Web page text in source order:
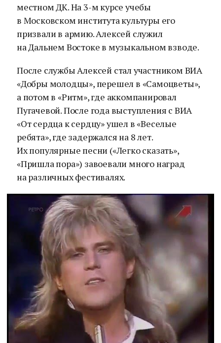
местном ДК. На 3-м курсе учебы
в Московском института культуры его
призвали в армию. Алексей служил
на Дальнем Востоке в музыкальном взводе.
После службы Алексей стал участником ВИА
«Добры молодцы», перешел в «Самоцветы»,
а потом в «Ритм», где аккомпанировал
Пугачевой. После года выступления с ВИА
«От сердца к сердцу» ушел в «Веселые
ребята», где задержался на 8 лет.
Их популярные песни («Легко сказать»,
«Пришла пора») завоевали много наград
на различных фестивалях.